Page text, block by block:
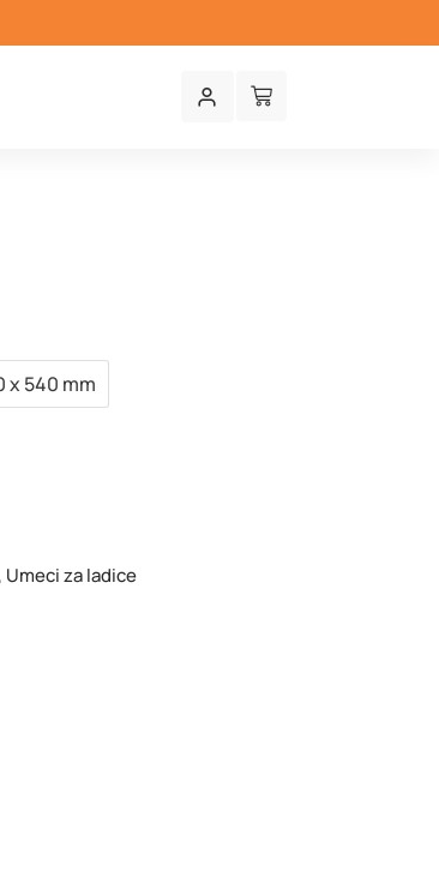
x 540 mm
, Umeci za ladice